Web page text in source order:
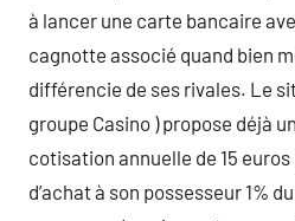
à lancer une carte bancaire
cagnotte associé quand bien
différencie de ses rivales. Le
groupe Casino ) propose déjà
cotisation annuelle de 15
d’achat à son possesseur 1%